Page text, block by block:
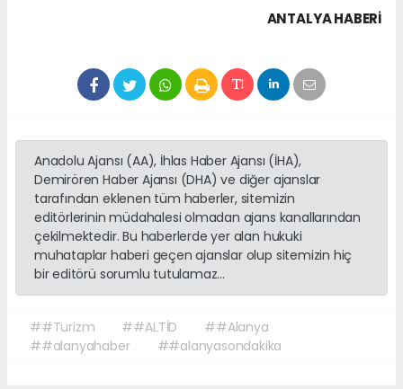
ANTALYA HABERİ
Anadolu Ajansı (AA), İhlas Haber Ajansı (İHA),
Demirören Haber Ajansı (DHA) ve diğer ajanslar
tarafından eklenen tüm haberler, sitemizin
editörlerinin müdahalesi olmadan ajans kanallarından
çekilmektedir. Bu haberlerde yer alan hukuki
muhataplar haberi geçen ajanslar olup sitemizin hiç
bir editörü sorumlu tutulamaz...
##Turizm ##ALTİD
##Alanya
##alanyahaber
##alanyasondakika